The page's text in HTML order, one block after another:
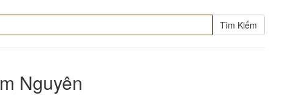
Tìm Kiếm
Nguyên